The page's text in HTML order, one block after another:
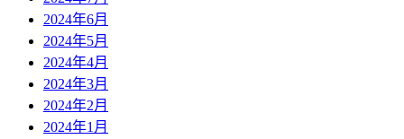
2024年6月
2024年5月
2024年4月
2024年3月
2024年2月
2024年1月